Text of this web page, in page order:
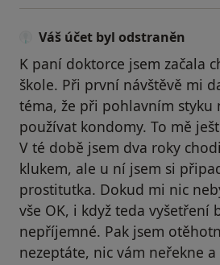
Váš účet byl odstraněn
K paní doktorce jsem začala
škole. Při první návštěvě mi
téma, že při pohlavním styku
používat kondomy. To mě
V té době jsem dva roky
klukem, ale u ní jsem si
prostitutka. Dokud mi nic
vše OK, i když teda vyšetření
nepříjemné. Pak jsem
nezeptáte, nic vám neřekne a